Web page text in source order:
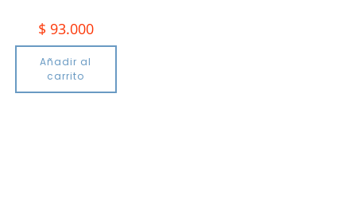
$ 93.000
Añadir al
carrito